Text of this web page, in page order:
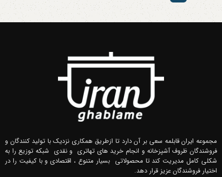
مجموعه ایران قابلمه سعی بر آن دارد تا ازطریق همکاری نزدیک با تولید کنندگان و
فروشندگان ظروف آشپزخانه و انجام خرید های تهاتری و نقدی شبکه توزیع را به
شکلی کامل مدیریت کند تا محصولاتی بسیار متنوع ، اقتصادی و با کیفیت را در
اختیار فروشندگان عزیز قرار دهد.